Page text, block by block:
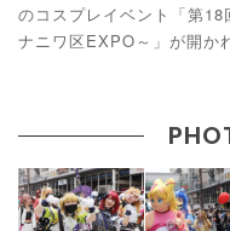
のコスプレイベント「第
ナニワ区EXPO～」が開か